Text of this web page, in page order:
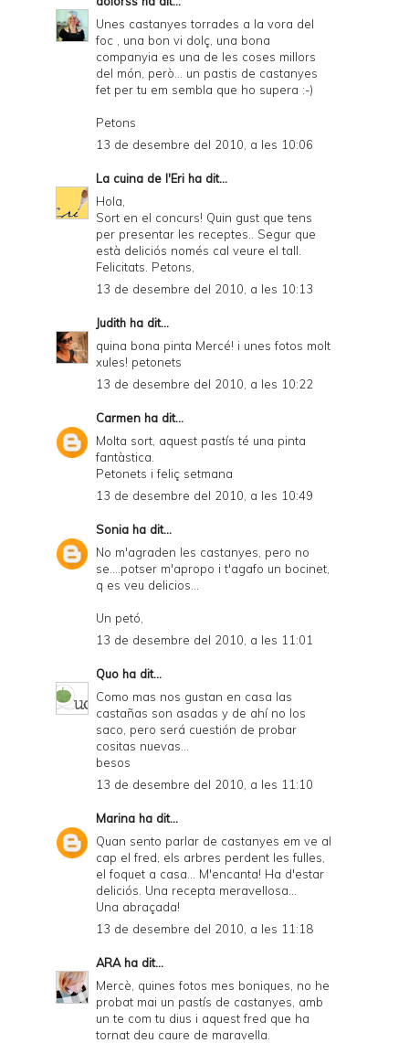
Unes castanyes torrades a la vora del
foc , una bon vi dolç, una bona
companyia es una de les coses millors
del món, però... un pastis de castanyes
fet per tu em sembla que ho supera :-)
Petons
13 de desembre del 2010, a les 10:06
La cuina de l'Eri ha dit...
Hola,
Sort en el concurs! Quin gust que tens
per presentar les receptes.. Segur que
està deliciós només cal veure el tall.
Felicitats. Petons,
13 de desembre del 2010, a les 10:13
Judith ha dit...
quina bona pinta Mercé! i unes fotos molt
xules! petonets
13 de desembre del 2010, a les 10:22
Carmen ha dit...
Molta sort, aquest pastís té una pinta
fantàstica.
Petonets i feliç setmana
13 de desembre del 2010, a les 10:49
Sonia ha dit...
No m'agraden les castanyes, pero no
se....potser m'apropo i t'agafo un bocinet,
q es veu delicios...
Un petó,
13 de desembre del 2010, a les 11:01
Quo ha dit...
Como mas nos gustan en casa las
castañas son asadas y de ahí no los
saco, pero será cuestión de probar
cositas nuevas...
besos
13 de desembre del 2010, a les 11:10
Marina ha dit...
Quan sento parlar de castanyes em ve al
cap el fred, els arbres perdent les fulles,
el foquet a casa... M'encanta! Ha d'estar
deliciós. Una recepta meravellosa...
Una abraçada!
13 de desembre del 2010, a les 11:18
ARAha dit...
Mercè, quines fotos mes boniques, no he
probat mai un pastís de castanyes, amb
un te com tu dius i aquest fred que ha
tornat deu caure de maravella.